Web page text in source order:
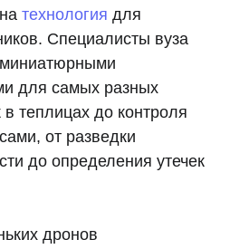
технология для
Специалисты вуза
миниатюрными
для самых разных
теплицах до контроля
от разведки
до определения утечек
дронов